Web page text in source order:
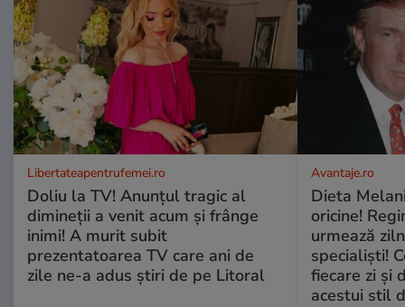
Libertateapentrufemei.ro
Doliu la TV! Anunțul tragic al
dimineții a venit acum și frânge
inimi! A murit subit
prezentatoarea TV care ani de
zile ne-a adus știri de pe Litoral
Avantaje.ro
Dieta
oricine!
urmează
specialiști!
fiecare zi și
acestui stil